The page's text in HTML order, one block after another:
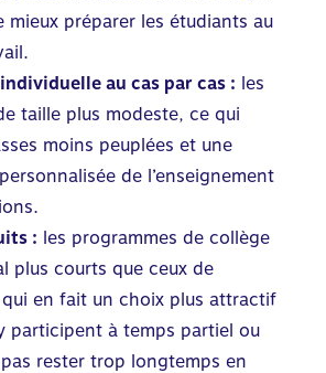
mieux préparer les étudiants au
au cas par cas : les
taille plus modeste, ce qui
moins peuplées et une
de l’enseignement
: les programmes de collège
plus courts que ceux de
qui en fait un choix plus attractif
participent à temps partiel ou
rester trop longtemps en